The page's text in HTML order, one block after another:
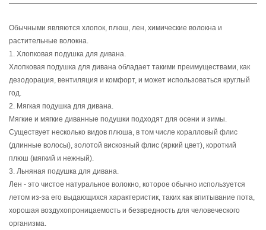
Обычными являются хлопок, плюш, лен, химические волокна и
растительные волокна.
1. Хлопковая подушка для дивана.
Хлопковая подушка для дивана обладает такими преимуществами, как
дезодорация, вентиляция и комфорт, и может использоваться круглый
год.
2. Мягкая подушка для дивана.
Мягкие и мягкие диванные подушки подходят для осени и зимы.
Существует несколько видов плюша, в том числе коралловый флис
(длинные волосы), золотой вискозный флис (яркий цвет), короткий
плюш (мягкий и нежный).
3. Льняная подушка для дивана.
Лен - это чистое натуральное волокно, которое обычно используется
летом из-за его выдающихся характеристик, таких как впитывание пота,
хорошая воздухопроницаемость и безвредность для человеческого
организма.